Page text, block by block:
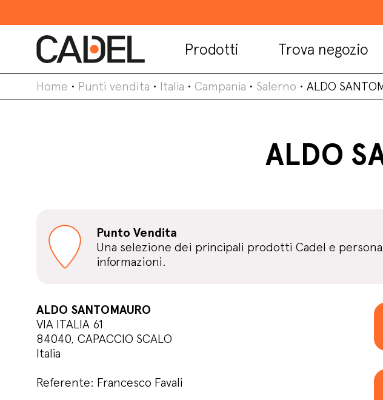
Prodotti Trova negozio
Home • Punti vendita • Italia • Campania • Salerno • ALDO
ALDO
Punto Vendita
Una selezione dei principali prodotti Cadel e
informazioni.
ALDO SANTOMAURO
VIA ITALIA 61
84040, CAPACCIO SCALO
Italia
Referente: Francesco Favali